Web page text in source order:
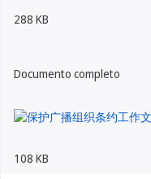
288 KB
Documento completo
108 KB